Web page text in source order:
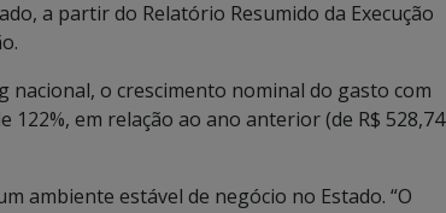
a partir do Relatório Resumido da Execução
o crescimento nominal do gasto com
em relação ao ano anterior (de R$ 528,74
ambiente estável de negócio no Estado. “O